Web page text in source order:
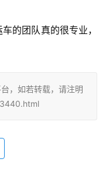
的团队真的很专业，
，如若转载，请注明